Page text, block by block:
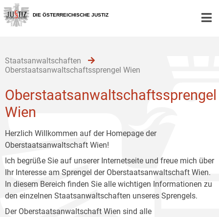
Zur
Hauptnavigation
[1]
Zum
Inhalt
[2]
Zum
Untermenü
[3]
DIE ÖSTERREICHISCHE JUSTIZ
Staatsanwaltschaften
Oberstaatsanwaltschaftssprengel Wien
Oberstaatsanwaltschaftssprengel
Wien
Herzlich Willkommen auf der Homepage der
Oberstaatsanwaltschaft Wien!
Ich begrüße Sie auf unserer Internetseite und freue mich über
Ihr Interesse am Sprengel der Oberstaatsanwaltschaft Wien.
In diesem Bereich finden Sie alle wichtigen Informationen zu
den einzelnen Staatsanwaltschaften unseres Sprengels.
Der Oberstaatsanwaltschaft Wien sind alle